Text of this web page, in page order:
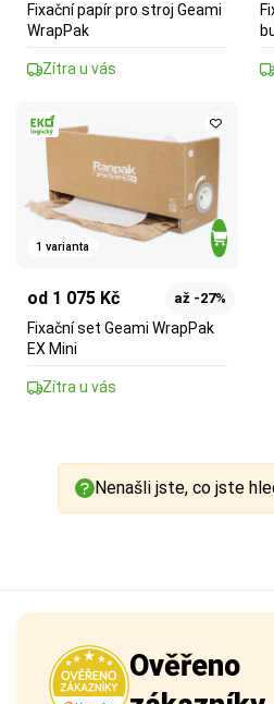
Fixační papír pro stroj Geami
WrapPak
Zítra u vás
1 varianta
od 1 075 Kč až -27%
Fixační set Geami WrapPak
EX Mini
Zítra u vás
Nenašli jste, co jste
Ověřeno